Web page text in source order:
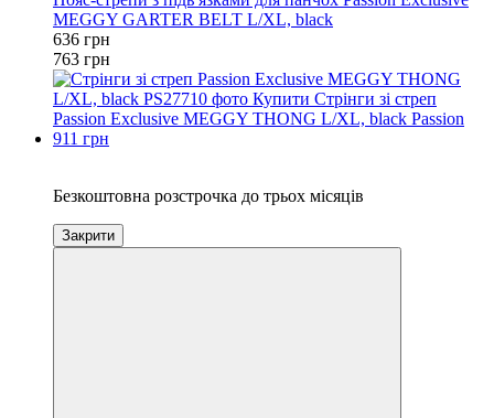
MEGGY GARTER BELT L/XL, black
636 грн
763 грн
Безкоштовна розстрочка до трьох місяців
Закрити